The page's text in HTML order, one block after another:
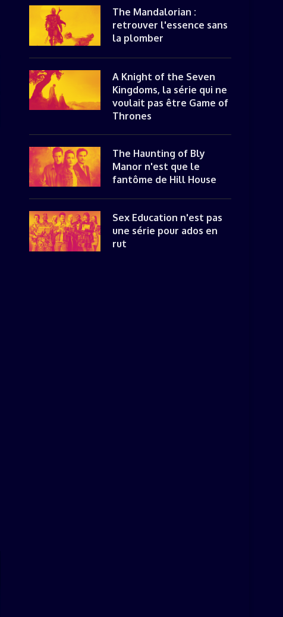
The Mandalorian :
retrouver l'essence sans
la plomber
A Knight of the Seven
Kingdoms, la série qui ne
voulait pas être Game of
Thrones
The Haunting of Bly
Manor n'est que le
fantôme de Hill House
Sex Education n'est pas
une série pour ados en
rut